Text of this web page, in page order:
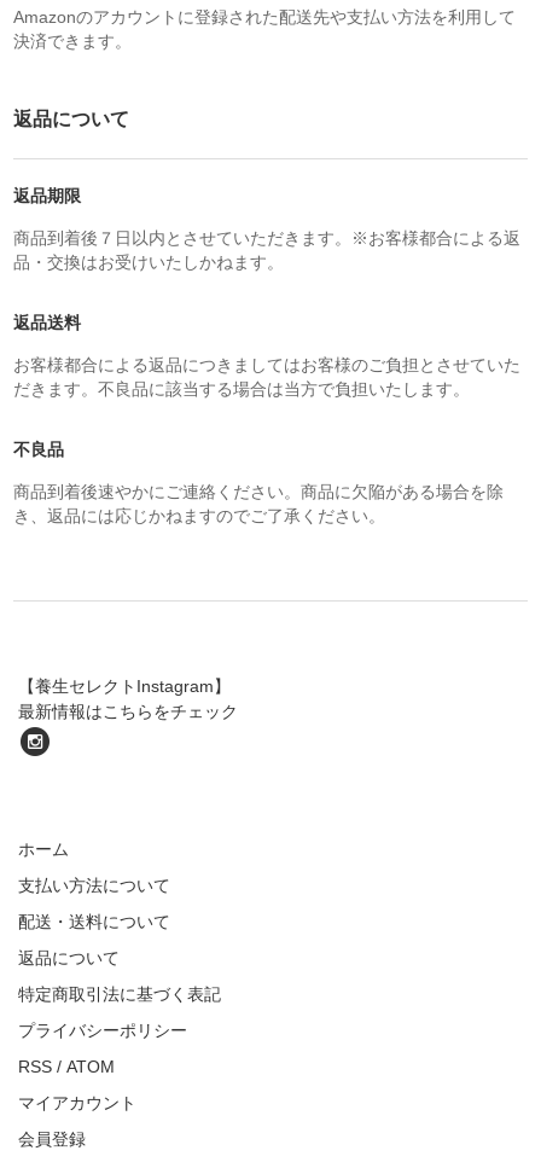
Amazonのアカウントに登録された配送先や支払い方法を利用して
決済できます。
返品について
返品期限
商品到着後７日以内とさせていただきます。※お客様都合による返
品・交換はお受けいたしかねます。
返品送料
お客様都合による返品につきましてはお客様のご負担とさせていた
だきます。不良品に該当する場合は当方で負担いたします。
不良品
商品到着後速やかにご連絡ください。商品に欠陥がある場合を除
き、返品には応じかねますのでご了承ください。
【養生セレクトInstagram】
最新情報はこちらをチェック
ホーム
支払い方法について
配送・送料について
返品について
特定商取引法に基づく表記
プライバシーポリシー
RSS /ATOM
マイアカウント
会員登録